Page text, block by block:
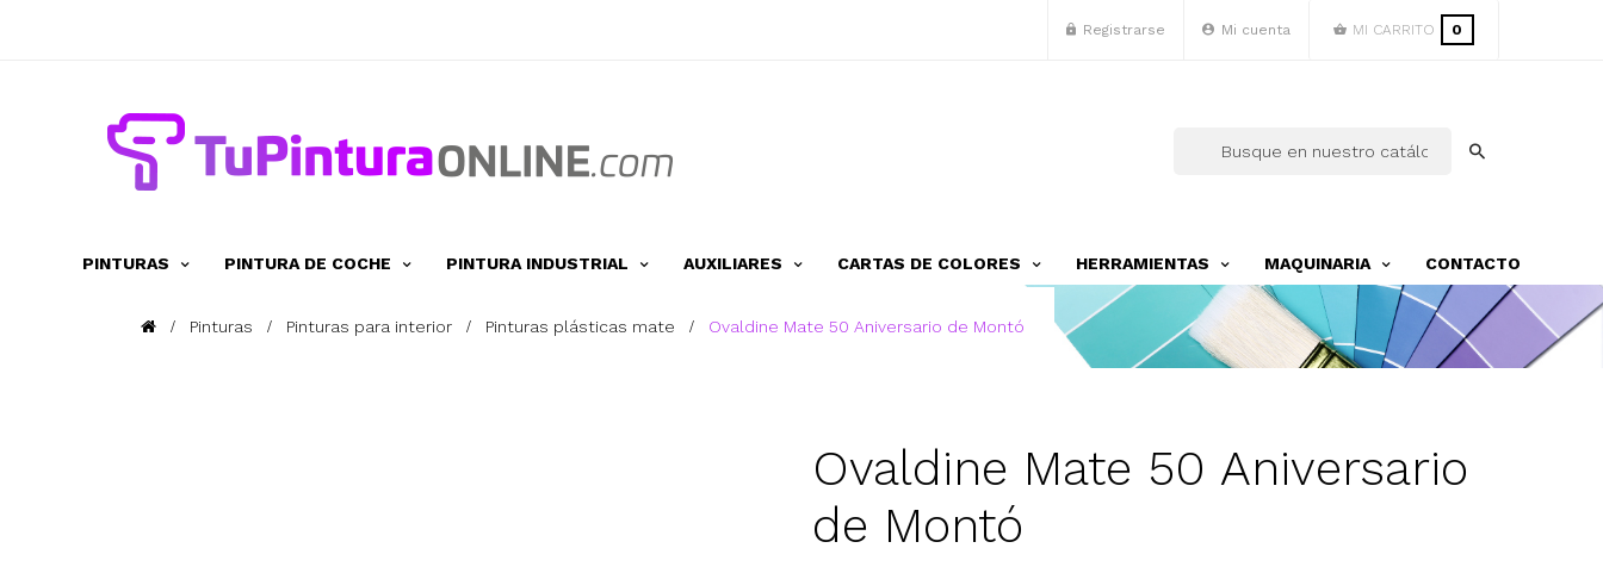
Registrarse Mi cuenta MI CARRITO 0
PINTURAS PINTURA DE COCHE PINTURA INDUSTRIAL AUXILIARES CARTAS DE COLORES HERRAMIENTAS MAQUINARIA CONTACTO
Pinturas Pinturas para interior Pinturas plásticas mate Ovaldine Mate 50 Aniversario de Montó
Ovaldine Mate 50 Aniversario
de Montó